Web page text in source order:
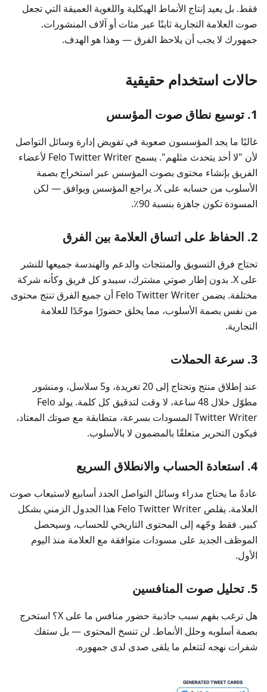
فقط. بل يعيد إنتاج الأنماط الهيكلية واللغوية العميقة التي تجعل
صوت العلامة التجارية ثابتًا عبر مئات أو آلاف المنشورات.
جمهورك لا يجب أن يلاحظ الفرق — وهذا هو الهدف.
حالات استخدام حقيقية
1. توسيع نطاق صوت المؤسس
غالبًا ما يجد المؤسسون صعوبة في تفويض إدارة وسائل التواصل
لأن "لا أحد يتحدث مثلهم". يسمح Felo Twitter Writer لأعضاء
الفريق بإنشاء محتوى بصوت المؤسس عبر استخراج بصمة
الأسلوب من حسابه على X. يراجع المؤسس ويوافق — لكن
المسودة تكون جاهزة بنسبة 90٪.
2. الحفاظ على اتساق العلامة بين الفرق
تحتاج فرق التسويق والمنتجات والدعم والهندسة جميعها للنشر
على X. بدون إطار صوتي مشترك، سيبدو كل فريق وكأنه شركة
مختلفة. يضمن Felo Twitter Writer أن جميع الفرق تنتج محتوى
من نفس بصمة الأسلوب، مما يخلق حضورًا موحّدًا للعلامة
التجارية.
3. سرعة الحملات
عند إطلاق منتج وتحتاج إلى 20 تغريدة، و5 سلاسل، ومنشور
مطوّل خلال 48 ساعة، لا وقت لتدقيق كل كلمة. يولد Felo
Twitter Writer المسودات بسرعة، متطابقة مع صوتك المعتاد،
فيكون التحرير متعلقًا بالمضمون لا بالأسلوب.
4. استعادة الحساب والانطلاق السريع
عادةً ما يحتاج مدراء وسائل التواصل الجدد أسابيع لاستيعاب صوت
العلامة. يقلص Felo Twitter Writer هذا الجدول الزمني بشكل
كبير. فقط وجّهه إلى المحتوى التاريخي للحساب، وسيحصل
الموظف الجديد على مسودات متوافقة مع العلامة منذ اليوم
الأول.
5. تحليل صوت المنافسين
هل ترغب بفهم سبب جاذبية حضور منافس ما على X؟ استخرج
بصمة أسلوبه وحلل الأنماط. لن تنسخ المحتوى — بل ستفك
شفرات نهجه لتتعلم ما يلقى صدى لدى جمهوره.